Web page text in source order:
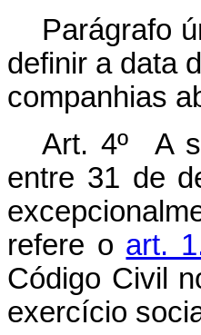
Parágrafo
definir a data
companhias
Art. 4º A
entre 31 de
refere o art.
Código Civil
exercício